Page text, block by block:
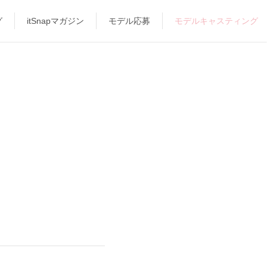
itSnapマガジン モデル応募 モデルキャスティング